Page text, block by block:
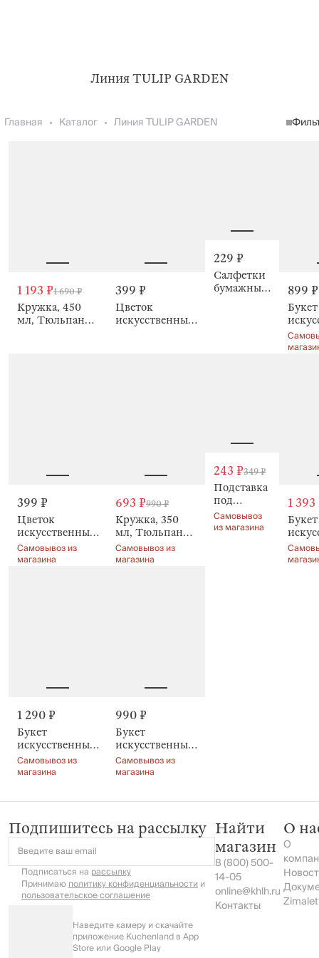
Линия TULIP GARDEN
Главная Каталог Линия TULIP GARDEN
1 193 ₽1 690 ₽
Кружка, 450
мл, Тюльпаны,
399 ₽
Цветок
искусственный,
229 ₽
Салфетки
бумажные,
899 ₽
Букет
Tulip
399 ₽
Цветок
искусственный,
40 см,
Тюльпан, Tulip
Самовывоз из
магазина
693 ₽990 ₽
Кружка, 350
мл, Тюльпаны,
Tulip garden
Самовывоз из
магазина
243 ₽349 ₽
Подставка
под
кружку,
Тюльпаны,
Самовывоз
из магазина
1 393
Букет
25 см,
Белые
1 290 ₽
Букет
искусственный,
ПВХ/металл,
Tulip garden
Самовывоз из
магазина
990 ₽
Букет
искусственный,
40 см, Tulip
garden
Самовывоз из
магазина
Подпишитесь на рассылку
Введите ваш email
Подписаться на рассылку
Принимаюполитику конфиденциальностии
пользовательское соглашение
Наведите камеру и скачайте
приложение Kuchenland в App
Store или Google Play
Найти
магазин
8 (800) 500-
14-05
online@khlh.ru
Контакты
О
О